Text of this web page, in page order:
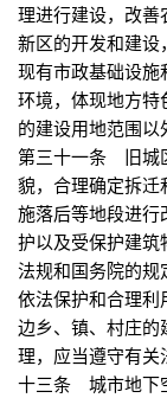
理进行建设，改
新区的开发和建设
现有市政基础设
环境，体现地方
的建设用地范围
第三十一条 旧城
貌，合理确定拆
施落后等地段进
护以及受保护建
法规和国务院的
依法保护和合理利
边乡、镇、村庄
理，应当遵守有
十三条 城市地下